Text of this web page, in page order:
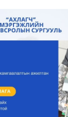
ОРЧИНГ